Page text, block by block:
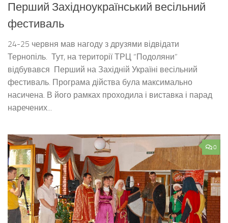
Перший Західноукраїнський весільний
фестиваль
24-25 червня мав нагоду з друзями відвідати
Тернопіль. Тут, на території ТРЦ “Подоляни”
відбувався Перший на Західній Україні весільний
фестиваль. Програма дійства була максимально
насичена. В його рамках проходила і виставка і парад
наречених...
0